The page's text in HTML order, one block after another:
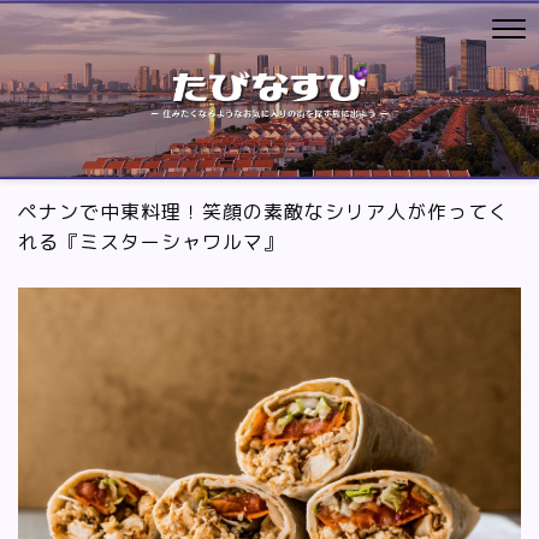
ペナンで中東料理！笑顔の素敵なシリア人が作ってく
れる『ミスターシャワルマ』